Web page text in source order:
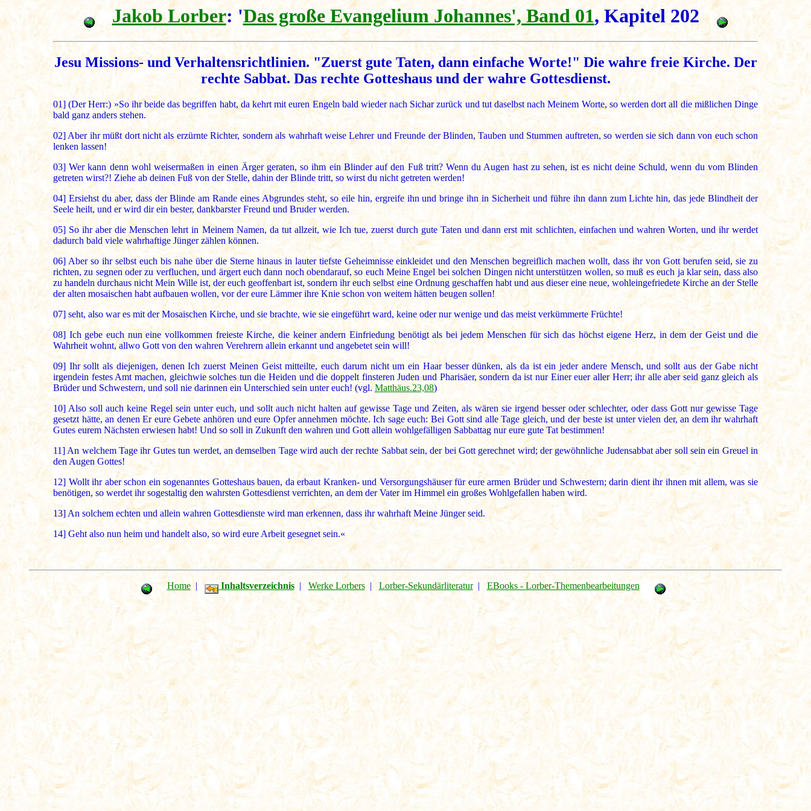
Jakob Lorber: 'Das große Evangelium Johannes', Band 01, Kapitel 202
Jesu Missions- und Verhaltensrichtlinien. "Zuerst gute Taten, dann einfache Worte!" Die wahre freie Kirche. Der
rechte Sabbat. Das rechte Gotteshaus und der wahre Gottesdienst.
01](Der Herr:) »So ihr beide das begriffen habt, da kehrt mit euren Engeln bald wieder nach Sichar zurück und tut daselbst nach Meinem Worte, so werden dort all die mißlichen Dinge
bald ganz anders stehen.
02] Aber ihr müßt dort nicht als erzürnte Richter, sondern als wahrhaft weise Lehrer und Freunde der Blinden, Tauben und Stummen auftreten, so werden sie sich dann von euch schon
lenken lassen!
03] Wer kann denn wohl weisermaßen in einen Ärger geraten, so ihm ein Blinder auf den Fuß tritt? Wenn du Augen hast zu sehen, ist es nicht deine Schuld, wenn du vom Blinden
getreten wirst?! Ziehe ab deinen Fuß von der Stelle, dahin der Blinde tritt, so wirst du nicht getreten werden!
04] Ersiehst du aber, dass der Blinde am Rande eines Abgrundes steht, so eile hin, ergreife ihn und bringe ihn in Sicherheit und führe ihn dann zum Lichte hin, das jede Blindheit der
Seele heilt, und er wird dir ein bester, dankbarster Freund und Bruder werden.
05] So ihr aber die Menschen lehrt in Meinem Namen, da tut allzeit, wie Ich tue, zuerst durch gute Taten und dann erst mit schlichten, einfachen und wahren Worten, und ihr werdet
dadurch bald viele wahrhaftige Jünger zählen können.
06] Aber so ihr selbst euch bis nahe über die Sterne hinaus in lauter tiefste Geheimnisse einkleidet und den Menschen begreiflich machen wollt, dass ihr von Gott berufen seid, sie zu
richten, zu segnen oder zu verfluchen, und ärgert euch dann noch obendarauf, so euch Meine Engel bei solchen Dingen nicht unterstützen wollen, so muß es euch ja klar sein, dass also
zu handeln durchaus nicht Mein Wille ist, der euch geoffenbart ist, sondern ihr euch selbst eine Ordnung geschaffen habt und aus dieser eine neue, wohleingefriedete Kirche an der Stelle
der alten mosaischen habt aufbauen wollen, vor der eure Lämmer ihre Knie schon von weitem hätten beugen sollen!
07]seht, also war es mit der Mosaischen Kirche, und sie brachte, wie sie eingeführt ward, keine oder nur wenige und das meist verkümmerte Früchte!
08] Ich gebe euch nun eine vollkommen freieste Kirche, die keiner andern Einfriedung benötigt als bei jedem Menschen für sich das höchst eigene Herz, in dem der Geist und die
Wahrheit wohnt, allwo Gott von den wahren Verehrern allein erkannt und angebetet sein will!
09] Ihr sollt als diejenigen, denen Ich zuerst Meinen Geist mitteilte, euch darum nicht um ein Haar besser dünken, als da ist ein jeder andere Mensch, und sollt aus der Gabe nicht
irgendein festes Amt machen, gleichwie solches tun die Heiden und die doppelt finsteren Juden und Pharisäer, sondern da ist nur Einer euer aller Herr; ihr alle aber seid ganz gleich als
Brüder und Schwestern, und soll nie darinnen ein Unterschied sein unter euch! (vgl. Matthäus.23,08)
10] Also soll auch keine Regel sein unter euch, und sollt auch nicht halten auf gewisse Tage und Zeiten, als wären sie irgend besser oder schlechter, oder dass Gott nur gewisse Tage
gesetzt hätte, an denen Er eure Gebete anhören und eure Opfer annehmen möchte. Ich sage euch: Bei Gott sind alle Tage gleich, und der beste ist unter vielen der, an dem ihr wahrhaft
Gutes eurem Nächsten erwiesen habt! Und so soll in Zukunft den wahren und Gott allein wohlgefälligen Sabbattag nur eure gute Tat bestimmen!
11]An welchem Tage ihr Gutes tun werdet, an demselben Tage wird auch der rechte Sabbat sein, der bei Gott gerechnet wird; der gewöhnliche Judensabbat aber soll sein ein Greuel in
den Augen Gottes!
12] Wollt ihr aber schon ein sogenanntes Gotteshaus bauen, da erbaut Kranken- und Versorgungshäuser für eure armen Brüder und Schwestern; darin dient ihr ihnen mit allem, was sie
benötigen, so werdet ihr sogestaltig den wahrsten Gottesdienst verrichten, an dem der Vater im Himmel ein großes Wohlgefallen haben wird.
13]An solchem echten und allein wahren Gottesdienste wird man erkennen, dass ihr wahrhaft Meine Jünger seid.
14] Geht also nun heim und handelt also, so wird eure Arbeit gesegnet sein.«
Home| Inhaltsverzeichnis| Werke Lorbers| Lorber-Sekundärliteratur| EBooks - Lorber-Themenbearbeitungen